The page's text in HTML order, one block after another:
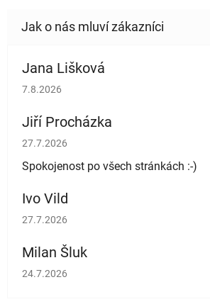
Jana Lišková
Hodnocení obchodu je 5 z 5 hvězdiček.
7.8.2026
Jiří Procházka
Hodnocení obchodu je 5 z 5 hvězdiček.
27.7.2026
Spokojenost po všech stránkách :-)
Ivo Vild
Hodnocení obchodu je 5 z 5 hvězdiček.
27.7.2026
Milan Šluk
Hodnocení obchodu je 5 z 5 hvězdiček.
24.7.2026